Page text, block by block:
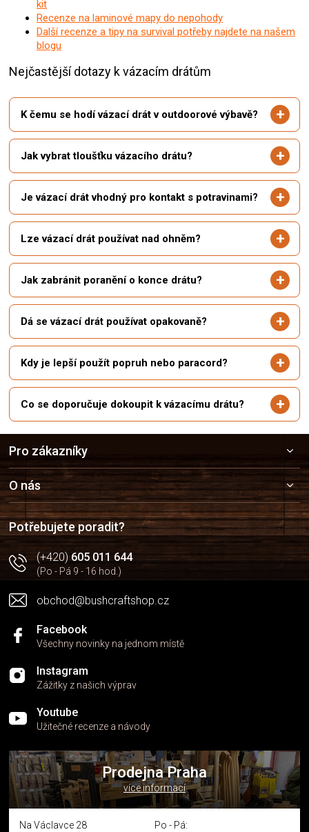
kit
Recenze na laminové mapy do nepohody
Další recenze a tipy na survival potřeby najdete na našem
blogu
Nejčastější dotazy k vázacím drátům
K čemu se hodí vázací drát v outdoorové výbavě?
Jak vybrat tloušťku vázacího drátu?
Je vázací drát vhodný pro kontakt s potravinami?
Lze vázací drát používat nad ohněm?
Jak zabránit poranění o konce drátu?
Dá se vázací drát používat opakovaně?
Kdy je lepší použít popruh nebo paracord?
Co se doporučuje dokoupit k vázacímu drátu?
a
t
í
Pro zákazníky
O nás
Potřebujete poradit?
(+420)605 011 644
(Po - Pá 9 - 16 hod.)
obchod@bushcraftshop.cz
Facebook
Všechny novinky na jednom místě
Instagram
Zážitky z našich výprav
Youtube
Užitečné recenze a návody
Prodejna Praha
více informací
Na Václavce 28
Po - Pá: